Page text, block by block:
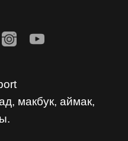
макбук, аймак,